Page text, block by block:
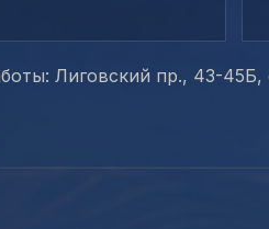
Лиговский пр., 43-